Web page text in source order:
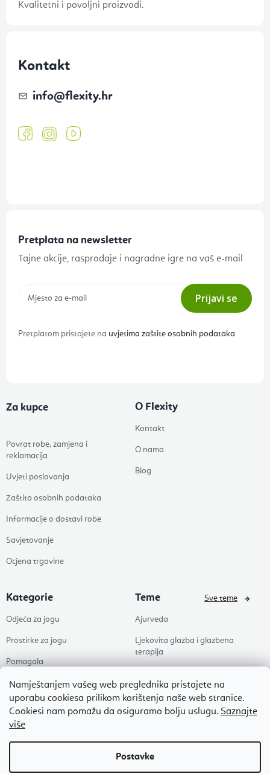
Namještanjem vašeg web preglednika pristajete na
uporabu cookiesa prilikom korištenja naše web stranice.
Cookiesi nam pomažu da osiguramo bolju uslugu. Saznajte
više
Kvalitetni i povoljni proizvodi.
Kontakt
info@flexity.hr
Pretplata na newsletter
Tajne akcije, rasprodaje i nagradne igre na vaš e-mail
Prijavi se
Pretplatom pristajete na uvjetima zaštite osobnih podataka
Za kupce
Povrat robe, zamjena i
reklamacija
Uvjeti poslovanja
Zaštita osobnih podataka
Informacije o dostavi robe
Savjetovanje
Ocjena trgovine
O Flexity
Kontakt
O nama
Blog
Kategorie
Odjeća za jogu
Prostirke za jogu
Pomagala
Zdravlje
Dodaci
Popusti
Teme
Ajurveda
Ljekovita glazba i glazbena
terapija
Pilates
Zen
Sve teme
. Sva prava pridržana.